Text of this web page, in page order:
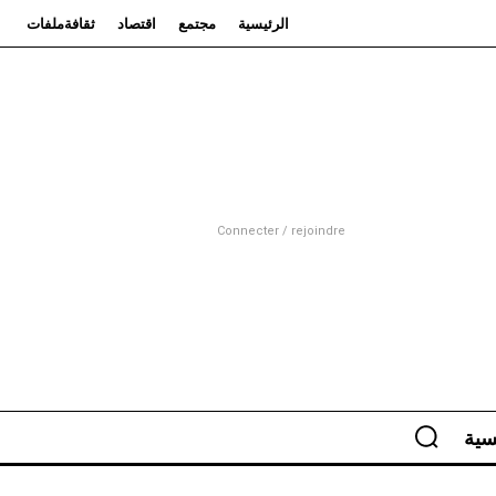
الرئيسية مجتمع اقتصاد ثقافةملفات
Connecter / rejoindre